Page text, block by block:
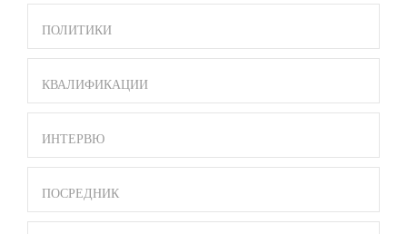
ПОЛИТИКИ
КВАЛИФИКАЦИИ
ИНТЕРВЮ
ПОСРЕДНИК